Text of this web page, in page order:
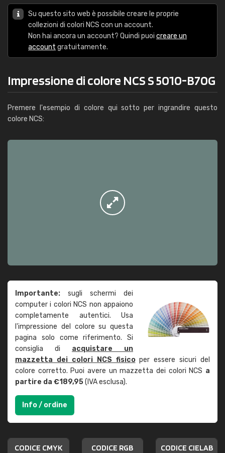
Su questo sito web è possibile creare le proprie
collezioni di colori NCS con un account.
Non hai ancora un account? Quindi puoi creare un
account gratuitamente.
Impressione di colore NCS S 5010-B70G
Premere l'esempio di colore qui sotto per ingrandire questo
colore NCS:
Importante: sugli schermi dei
computer i colori NCS non appaiono
completamente autentici. Usa
l'impressione del colore su questa
pagina solo come riferimento. Si
consiglia di acquistare un
mazzetta dei colori NCS fisicoper essere sicuri del
colore corretto. Puoi avere un mazzetta dei colori NCS a
partire da €189,95(IVA esclusa).
Info / ordine
CODICE CMYK CODICE RGB CODICE CIELAB